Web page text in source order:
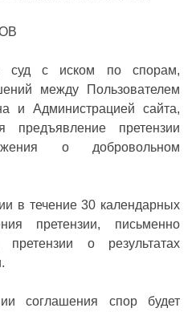
с иском по спорам,
между Пользователем
и Администрацией сайта,
предъявление претензии
о добровольном
в течение 30 календарных
претензии, письменно
претензии о результатах
соглашения спор будет